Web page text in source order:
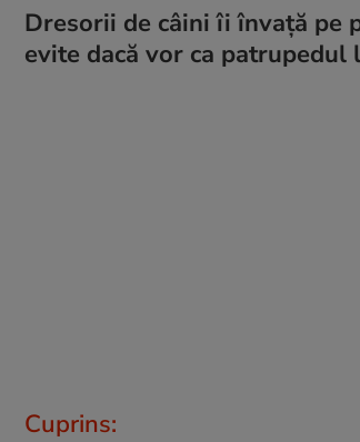
Dresorii de câini îi învață pe
evite dacă vor ca
Cuprins: